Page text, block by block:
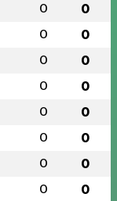
0 0
0 0
0 0
0 0
0 0
0 0
0 0
0 0